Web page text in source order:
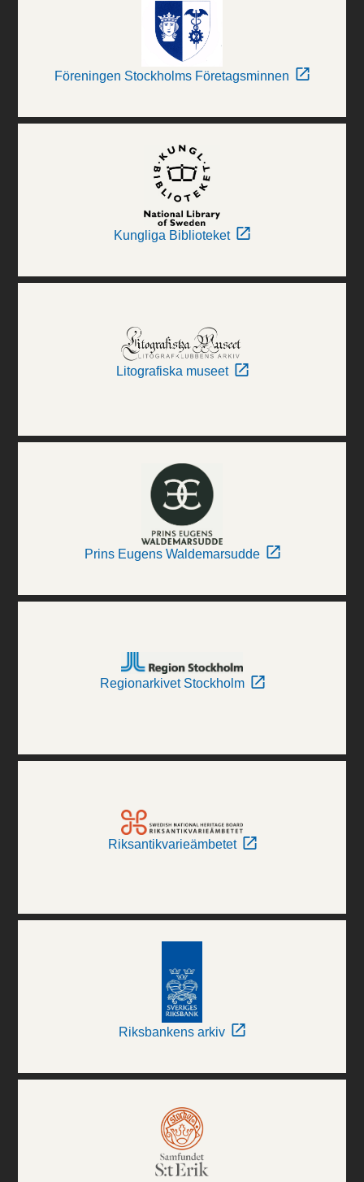
Föreningen Stockholms Företagsminnen
Kungliga Biblioteket
Litografiska museet
Prins Eugens Waldemarsudde
Regionarkivet Stockholm
Riksantikvarieämbetet
Riksbankens arkiv